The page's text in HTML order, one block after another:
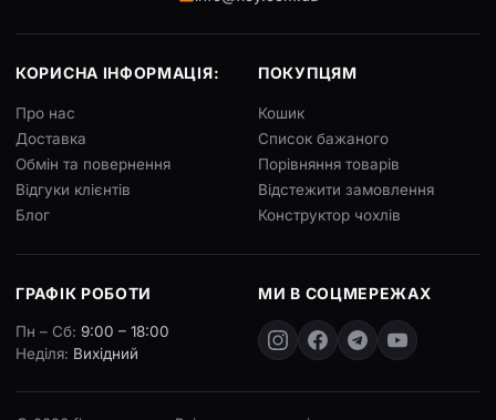
КОРИСНА ІНФОРМАЦІЯ:
Про нас
Доставка
Обмін та повернення
Відгуки клієнтів
Блог
ПОКУПЦЯМ
Кошик
Список бажаного
Порівняння товарів
Відстежити замовлення
Конструктор чохлів
ГРАФІК РОБОТИ
Пн – Сб: 9:00 – 18:00
Неділя: Вихідний
МИ В СОЦМЕРЕЖАХ